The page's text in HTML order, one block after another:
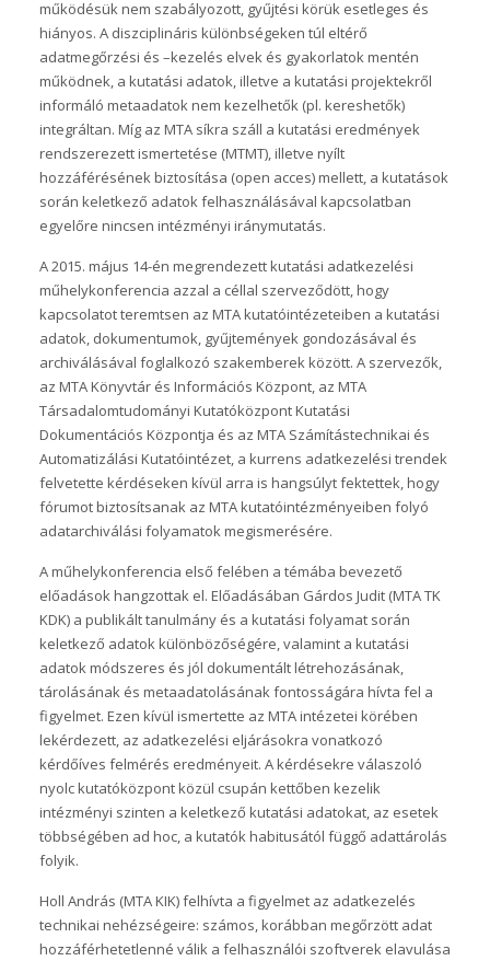
működésük nem szabályozott, gyűjtési körük esetleges és
hiányos. A diszciplináris különbségeken túl eltérő
adatmegőrzési és –kezelés elvek és gyakorlatok mentén
működnek, a kutatási adatok, illetve a kutatási projektekről
informáló metaadatok nem kezelhetők (pl. kereshetők)
integráltan. Míg az MTA síkra száll a kutatási eredmények
rendszerezett ismertetése (MTMT), illetve nyílt
hozzáférésének biztosítása (open acces) mellett, a kutatások
során keletkező adatok felhasználásával kapcsolatban
egyelőre nincsen intézményi iránymutatás.
A 2015. május 14-én megrendezett kutatási adatkezelési
műhelykonferencia azzal a céllal szerveződött, hogy
kapcsolatot teremtsen az MTA kutatóintézeteiben a kutatási
adatok, dokumentumok, gyűjtemények gondozásával és
archiválásával foglalkozó szakemberek között. A szervezők,
az MTA Könyvtár és Információs Központ, az MTA
Társadalomtudományi Kutatóközpont Kutatási
Dokumentációs Központja és az MTA Számítástechnikai és
Automatizálási Kutatóintézet, a kurrens adatkezelési trendek
felvetette kérdéseken kívül arra is hangsúlyt fektettek, hogy
fórumot biztosítsanak az MTA kutatóintézményeiben folyó
adatarchiválási folyamatok megismerésére.
A műhelykonferencia első felében a témába bevezető
előadások hangzottak el. Előadásában Gárdos Judit (MTA TK
KDK) a publikált tanulmány és a kutatási folyamat során
keletkező adatok különbözőségére, valamint a kutatási
adatok módszeres és jól dokumentált létrehozásának,
tárolásának és metaadatolásának fontosságára hívta fel a
figyelmet. Ezen kívül ismertette az MTA intézetei körében
lekérdezett, az adatkezelési eljárásokra vonatkozó
kérdőíves felmérés eredményeit. A kérdésekre válaszoló
nyolc kutatóközpont közül csupán kettőben kezelik
intézményi szinten a keletkező kutatási adatokat, az esetek
többségében ad hoc, a kutatók habitusától függő adattárolás
folyik.
Holl András (MTA KIK) felhívta a figyelmet az adatkezelés
technikai nehézségeire: számos, korábban megőrzött adat
hozzáférhetetlenné válik a felhasználói szoftverek elavulása